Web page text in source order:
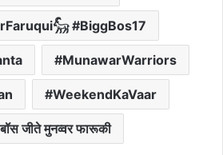
#BiggBos17
MunawarWarriors
WeekendKaVaar
जीते मुनव्वर फारूकी